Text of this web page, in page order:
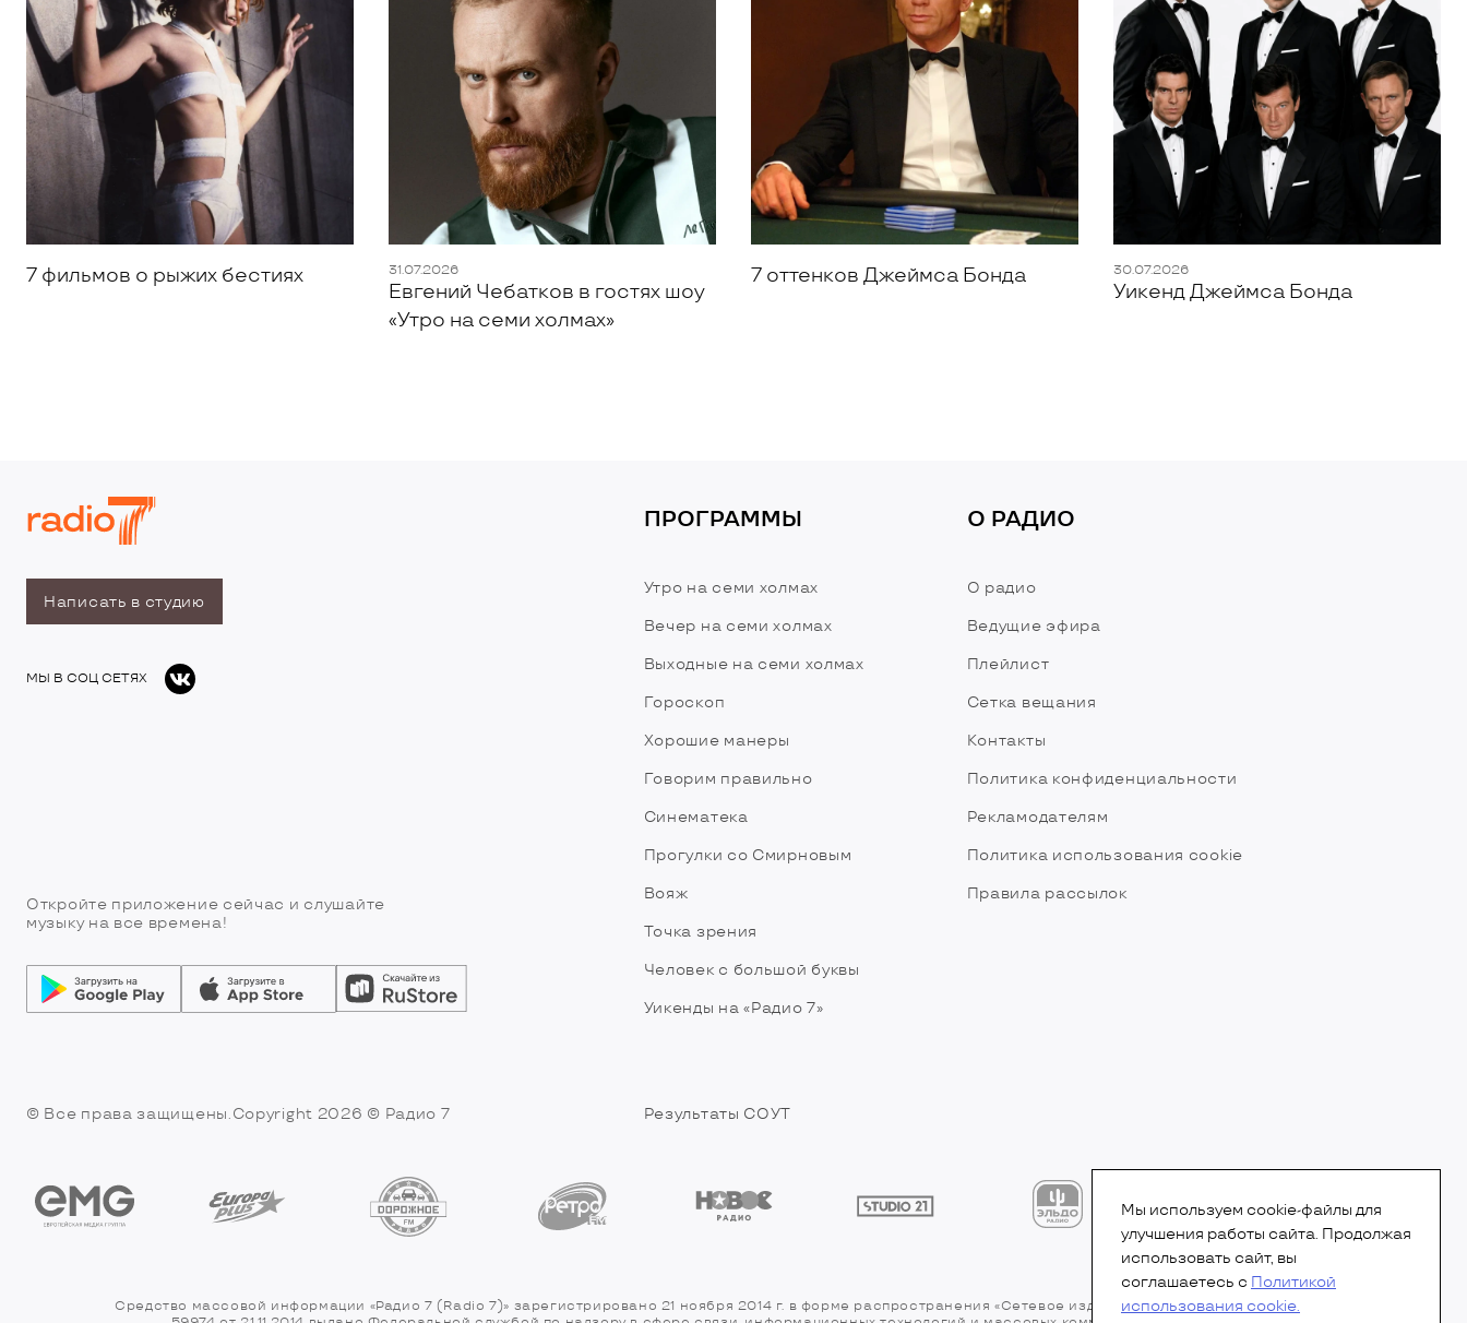
7 фильмов о рыжих бестиях 31.07.2026
Евгений Чебатков в гостях шоу
«Утро на семи холмах»
7 оттенков Джеймса Бонда 30.07.2026
Уикенд Джеймса Бонда
ПРОГРАММЫ О РАДИО
Написать в студию
МЫ В СОЦ СЕТЯХ
Откройте приложение сейчас и слушайте
музыку на все времена!
© Все права защищены.Copyright 2026 © Радио 7
Утро на семи холмах
Вечер на семи холмах
Выходные на семи холмах
Гороскоп
Хорошие манеры
Говорим правильно
Синематека
Прогулки со Смирновым
Вояж
Точка зрения
Человек с большой буквы
Уикенды на «Радио 7»
Результаты СОУТ
О радио
Ведущие эфира
Плейлист
Сетка вещания
Контакты
Политика конфиденциальности
Рекламодателям
Политика использования cookie
Правила рассылок
Средство массовой информации «Радио 7 (Radio 7)» зарегистрировано 21 ноября 2014 г. в форме распространения «Сетевое издание». Свидетельство Эл № ФС77-
Мы используем cookie-файлы для
улучшения работы сайта. Продолжая
использовать сайт, вы
соглашаетесь с Политикой
использования cookie.